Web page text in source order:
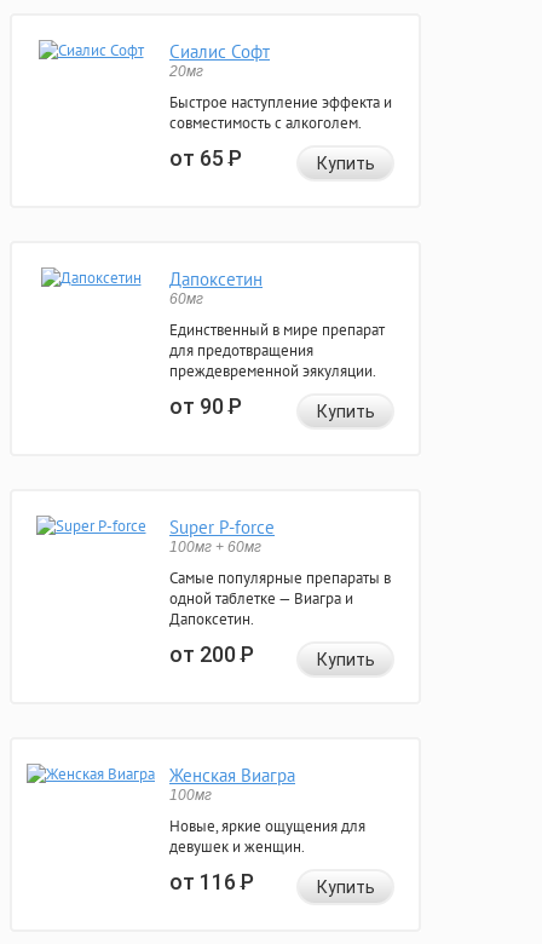
Сиалис Софт
20мг
Быстрое наступление эффекта и
совместимость с алкоголем.
от 65Р Купить
Дапоксетин
60мг
Единственный в мире препарат
для предотвращения
преждевременной эякуляции.
от 90Р Купить
Super P-force
100мг + 60мг
Самые популярные препараты в
одной таблетке — Виагра и
Дапоксетин.
от 200Р Купить
Женская Виагра
100мг
Новые, яркие ощущения для
девушек и женщин.
от 116Р Купить